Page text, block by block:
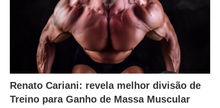
Renato Cariani: revela melhor divisão de
Treino para Ganho de Massa Muscular